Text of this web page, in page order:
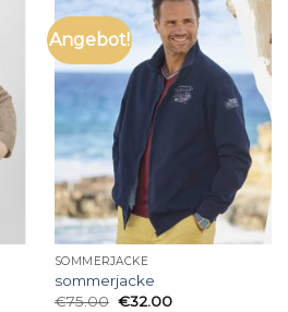
Angebot!
SOMMERJACKE
sommerjacke
€75.00 €32.00